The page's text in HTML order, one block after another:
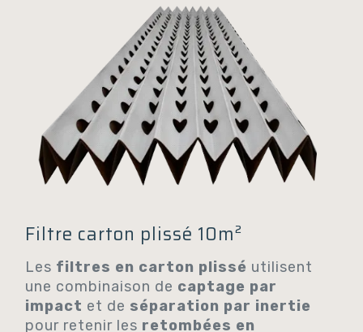
Filtre carton plissé 10m²
Les filtres en carton plissé utilisent
une combinaison de captage par
impact et de séparation par inertie
pour retenir les retombées en